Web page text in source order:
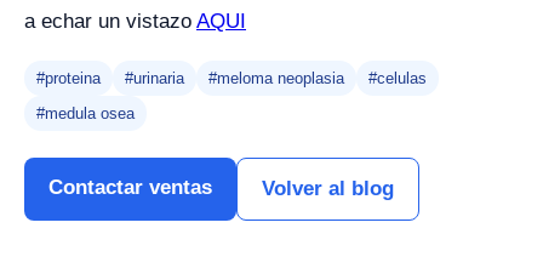
a echar un vistazo AQUI
#proteina #urinaria #meloma neoplasia
#celulas
#medula osea
Contactar ventas Volver al blog